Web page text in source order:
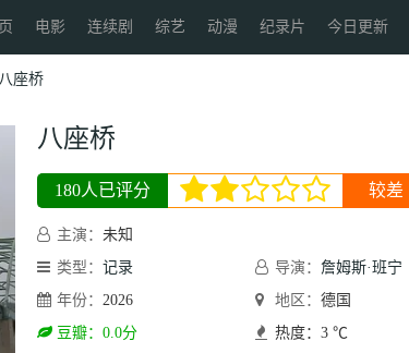
电影 连续剧 综艺 动漫 纪录片 今日更新
八座桥
八座桥
180人已评分 较差
主演： 未知
类型： 记录 导演： 詹姆斯·班宁
年份： 2026 地区： 德国
豆瓣：0.0分
热度：3 ℃